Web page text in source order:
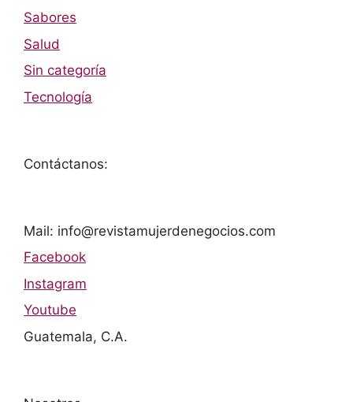
Sabores
Salud
Sin categoría
Tecnología
Contáctanos:
Mail: info@revistamujerdenegocios.com
Facebook
Instagram
Youtube
Guatemala, C.A.